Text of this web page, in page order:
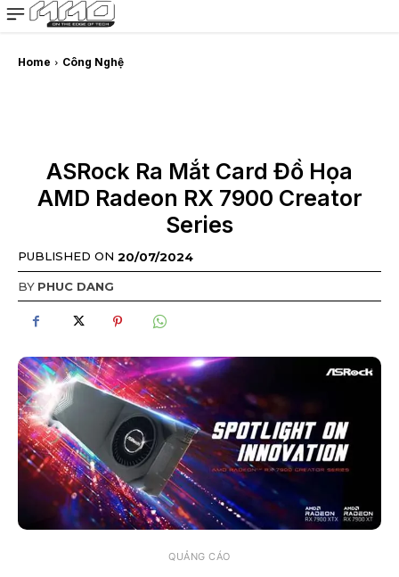
MMOSITE - Thông tin công nghệ
Bài viết nổi bật
Home Công Nghệ
ASRock Ra Mắt Card Đồ Họa
AMD Radeon RX 7900 Creator
Series
PUBLISHED ON 20/07/2024
BY PHUC DANG
QUẢNG CÁO